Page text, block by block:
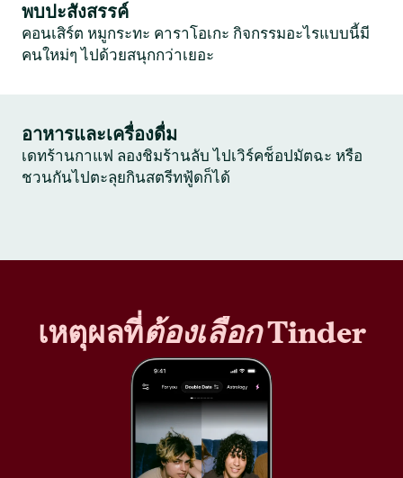
พบปะสังสรรค์
คอนเสิร์ต หมูกระทะ คาราโอเกะ กิจกรรมอะไรแบบนี้มี
คนใหม่ๆ ไปด้วยสนุกกว่าเยอะ
อาหารและเครื่องดื่ม
เดทร้านกาแฟ ลองชิมร้านลับ ไปเวิร์คช็อปมัตฉะ หรือ
ชวนกันไปตะลุยกินสตรีทฟู้ดก็ได้
เหตุผลที่ต้องเลือกTinder